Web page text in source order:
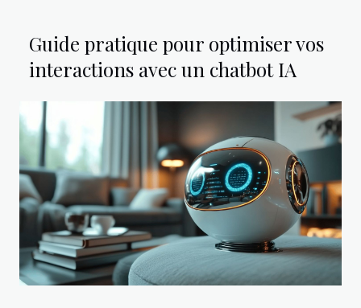
Guide pratique pour optimiser vos
interactions avec un chatbot IA